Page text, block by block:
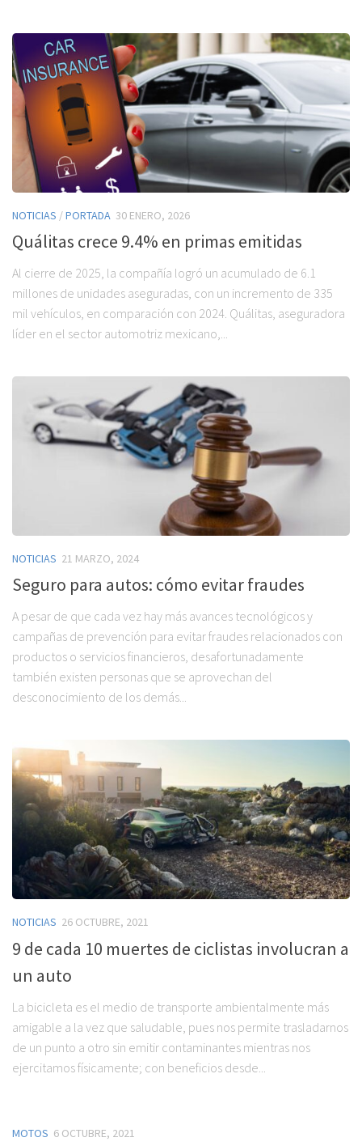
NOTICIAS /PORTADA 30 ENERO, 2026
Quálitas crece 9.4% en primas emitidas
Al cierre de 2025, la compañía logró un acumulado de 6.1
millones de unidades aseguradas, con un incremento de 335
mil vehículos, en comparación con 2024. Quálitas, aseguradora
líder en el sector automotriz mexicano,...
NOTICIAS 21 MARZO, 2024
Seguro para autos: cómo evitar fraudes
A pesar de que cada vez hay más avances tecnológicos y
campañas de prevención para evitar fraudes relacionados con
productos o servicios financieros, desafortunadamente
también existen personas que se aprovechan del
desconocimiento de los demás...
NOTICIAS 26 OCTUBRE, 2021
9 de cada 10 muertes de ciclistas involucran a
un auto
La bicicleta es el medio de transporte ambientalmente más
amigable a la vez que saludable, pues nos permite trasladarnos
de un punto a otro sin emitir contaminantes mientras nos
ejercitamos físicamente; con beneficios desde...
MOTOS 6 OCTUBRE, 2021